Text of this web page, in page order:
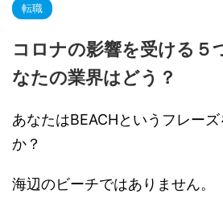
転職
コロナの影響を受ける５
なたの業界はどう？
あなたはBEACHというフレー
か？
海辺のビーチではありません。